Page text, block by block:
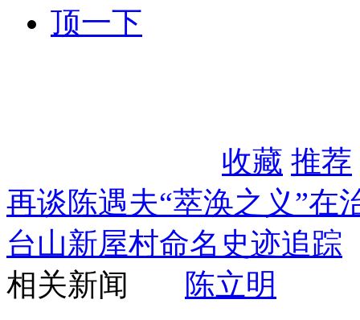
顶一下
收藏 推荐
再谈陈遇夫“萃涣之义”在
台山新屋村命名史迹追踪
相关新闻
陈立明